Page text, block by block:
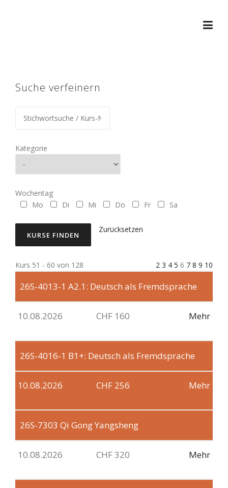
Suche verfeinern
Kategorie
Wochentag
Mo
Di Mi Do Fr Sa
Zurücksetzen
Kurs 51 - 60 von 128 2 3 4 5 6 7 8 9 10
26S-4013-1 A2.1: Deutsch als Fremdsprache
10.08.2026 CHF 160 Mehr
26S-4016-1 B1+: Deutsch als Fremdsprache
10.08.2026 CHF 256 Mehr
26S-7303 Qi Gong Yangsheng
10.08.2026 CHF 320 Mehr